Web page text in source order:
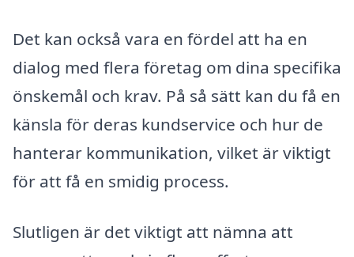
Det kan också vara en fördel att ha en
dialog med flera företag om dina specifika
önskemål och krav. På så sätt kan du få en
känsla för deras kundservice och hur de
hanterar kommunikation, vilket är viktigt
för att få en smidig process.
Slutligen är det viktigt att nämna att